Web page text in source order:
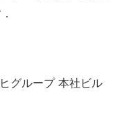
グループ 本社ビル